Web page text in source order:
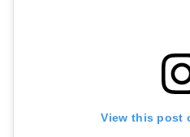
View this post